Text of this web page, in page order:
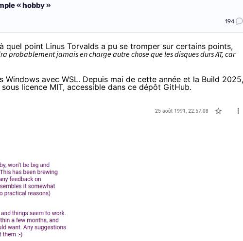
« hobby »
194
quel point Linus Torvalds a pu se tromper sur certains points,
probablement jamais en charge autre chose que les disques durs AT, car
Windows avec WSL. Depuis mai de cette année et la Build 2025,
licence MIT, accessible dans ce dépôt GitHub.